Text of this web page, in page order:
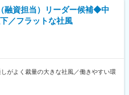
どの住居が増えると人口が増え、結果
ます。地域に貢献できるお仕事です。
土地活用以外のご相談をいただくこと
が特長です。
る業務】
たり、個人ローンの企画を行う部署へ
アパスがございます。
融資担当）リーダー候補◆中
／フラットな社風
がよく裁量の大きな社風／働きやすい環